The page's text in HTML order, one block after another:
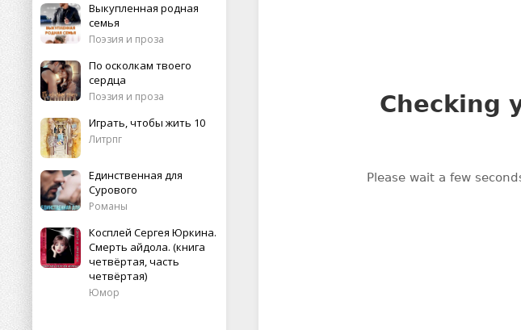
Выкупленная родная
семья
Поэзия и проза
По осколкам твоего
сердца
Поэзия и проза
Играть, чтобы жить 10
Литрпг
Единственная для
Сурового
Романы
Косплей Сергея Юркина.
Смерть айдола. (книга
четвёртая, часть
четвёртая)
Юмор